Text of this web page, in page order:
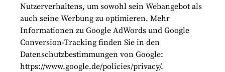
Nutzerverhaltens, um sowohl sein Webangebot als
auch seine Werbung zu optimieren. Mehr
Informationen zu Google AdWords und Google
Conversion-Tracking finden Sie in den
Datenschutzbestimmungen von Google:
https://www.google.de/policies/privacy/.